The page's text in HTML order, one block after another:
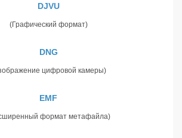
DJVU
(Графический формат)
DNG
цифровой камеры)
EMF
формат метафайла)